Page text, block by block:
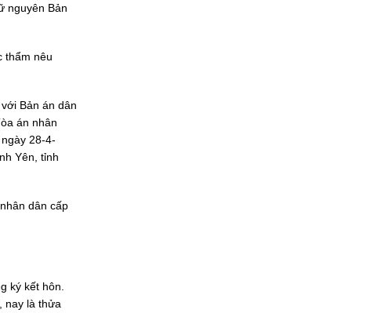
nguyên Bản
thẩm nêu
Bản án dân
án nhân
28-4-
Yên, tỉnh
dân cấp
ký kết hôn.
nay là thửa